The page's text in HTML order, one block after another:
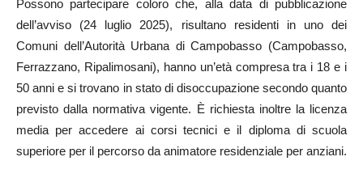
Possono partecipare coloro che, alla data di pubblicazione
dell’avviso (24 luglio 2025), risultano residenti in uno dei
Comuni dell’Autorità Urbana di Campobasso (Campobasso,
Ferrazzano, Ripalimosani), hanno un’età compresa tra i 18 e i
50 anni e si trovano in stato di disoccupazione secondo quanto
previsto dalla normativa vigente. È richiesta inoltre la licenza
media per accedere ai corsi tecnici e il diploma di scuola
superiore per il percorso da animatore residenziale per anziani.